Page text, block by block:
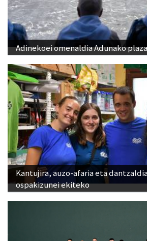
Adinekoei omenaldia Adunako
Kantujira, auzo-afaria eta
ospakizunei ekiteko